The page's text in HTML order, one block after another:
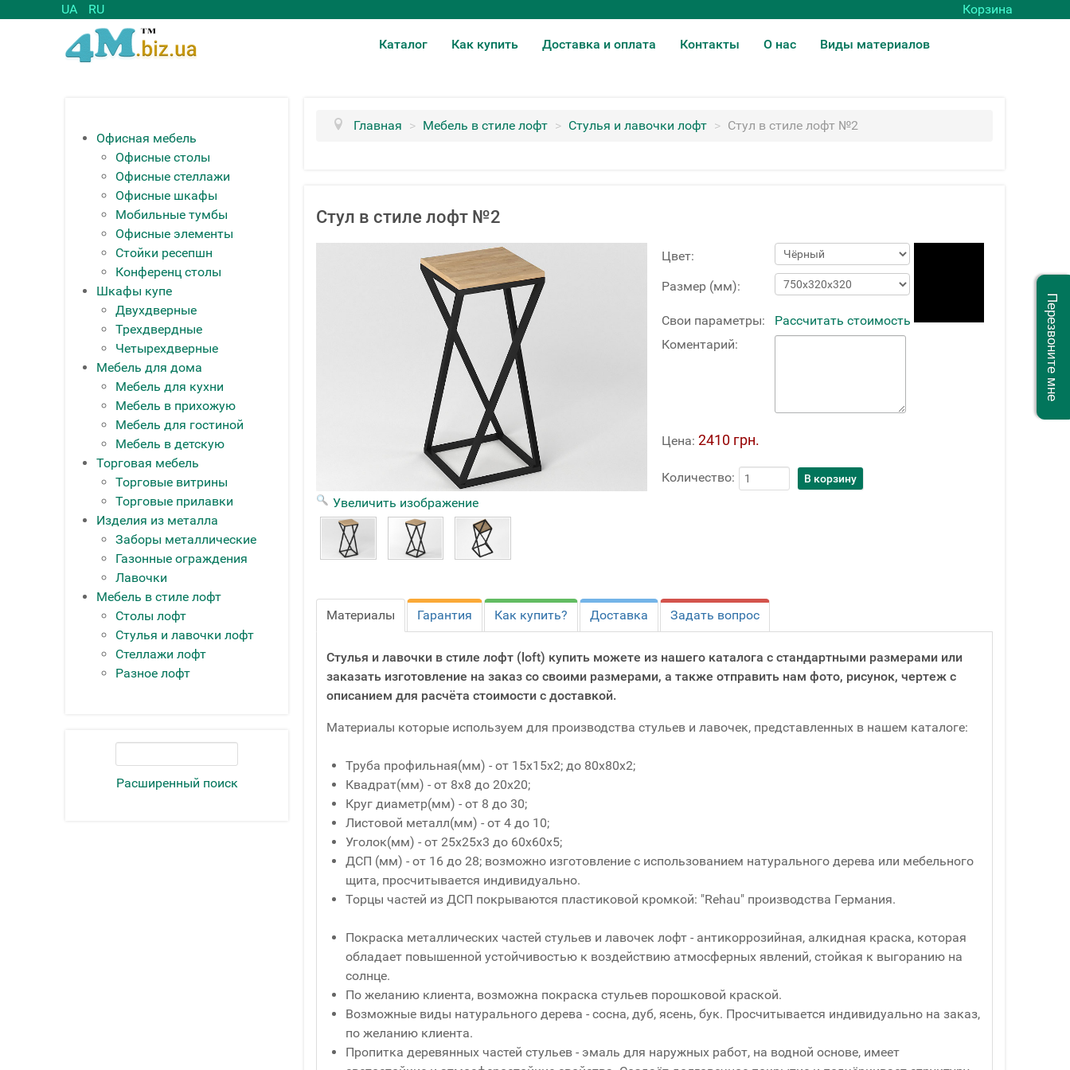
UA RU Корзина
Каталог Как купить Доставка и оплата Контакты О нас Виды материалов
Офисная мебель
Офисные столы
Офисные стеллажи
Офисные шкафы
Мобильные тумбы
Офисные элементы
Стойки ресепшн
Конференц столы
Шкафы купе
Двухдверные
Трехдвердные
Четырехдверные
Мебель для дома
Мебель для кухни
Мебель в прихожую
Мебель для гостиной
Мебель в детскую
Торговая мебель
Торговые витрины
Торговые прилавки
Изделия из металла
Заборы металлические
Газонные ограждения
Лавочки
Мебель в стиле лофт
Столы лофт
Стулья и лавочки лофт
Стеллажи лофт
Разное лофт
Расширенный поиск
Главная > Мебель в стиле лофт > Стулья и лавочки лофт > Стул в стиле лофт №2
Стул в стиле лофт №2
Увеличить изображение
Цвет:
Размер (мм):
Свои параметры:
Рассчитать стоимость
Коментарий:
Цена:2410 грн.
Количество:
Материалы Гарантия Как купить? Доставка Задать вопрос
Стулья и лавочки в стиле лофт (loft) купить можете из нашего каталога с стандартными размерами или
заказать изготовление на заказ со своими размерами, а также отправить нам фото, рисунок, чертеж с
описанием для расчёта стоимости с доставкой.
Материалы которые используем для производства стульев и лавочек, представленных в нашем каталоге:
Труба профильная(мм) - от 15x15x2; до 80x80x2;
Квадрат(мм) - от 8x8 до 20x20;
Круг диаметр(мм) - от 8 до 30;
Листовой металл(мм) - от 4 до 10;
Уголок(мм) - от 25x25x3 до 60x60x5;
ДСП (мм) - от 16 до 28; возможно изготовление с использованием натурального дерева или мебельного
щита, просчитывается индивидуально.
Торцы частей из ДСП покрываются пластиковой кромкой: "Rehau" производства Германия.
Покраска металлических частей стульев и лавочек лофт - антикоррозийная, алкидная краска, которая
обладает повышенной устойчивостью к воздействию атмосферных явлений, стойкая к выгоранию на
солнце.
По желанию клиента, возможна покраска стульев порошковой краской.
Возможные виды натурального дерева - сосна, дуб, ясень, бук. Просчитывается индивидуально на заказ,
по желанию клиента.
Пропитка деревянных частей стульев - эмаль для наружных работ, на водной основе, имеет
Перезвоните мне